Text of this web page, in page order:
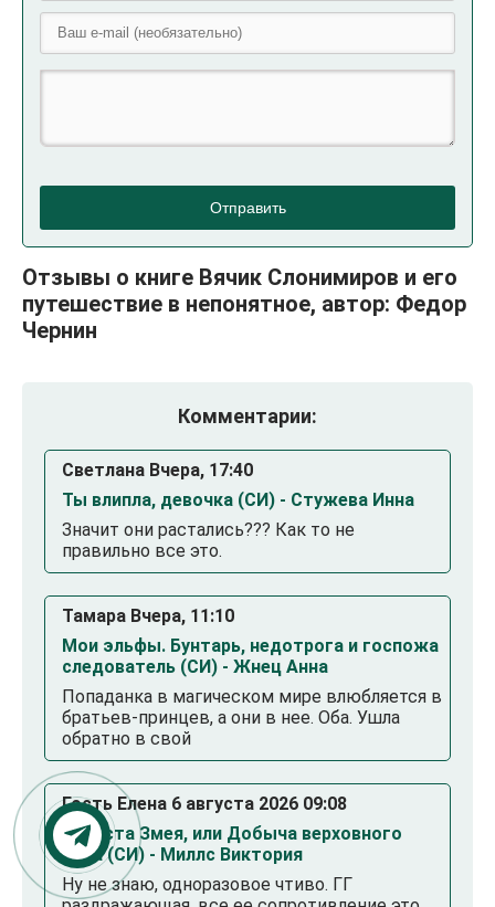
Отправить
Отзывы о книге Вячик Слонимиров и его
путешествие в непонятное, автор: Федор
Чернин
Комментарии:
Светлана Вчера, 17:40
Ты влипла, девочка (СИ) - Стужева Инна
Значит они растались??? Как то не
правильно все это.
Тамара Вчера, 11:10
Мои эльфы. Бунтарь, недотрога и госпожа
следователь (СИ) - Жнец Анна
Попаданка в магическом мире влюбляется в
братьев-принцев, а они в нее. Оба. Ушла
обратно в свой
Гость Елена 6 августа 2026 09:08
Невеста Змея, или Добыча верховного
Нага (СИ) - Миллс Виктория
Ну не знаю, одноразовое чтиво. ГГ